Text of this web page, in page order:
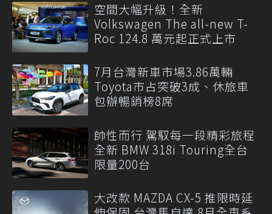
空間大幅升級！全新
Volkswagen The all-new T-
Roc 124.8 萬元起正式上市
7月台灣新車市場3.86萬輛
Toyota市占突破3成、休旅車
包辦暢銷榜8席
帥性而行 駕馭每一段精彩旅程
全新 BMW 318i Touring全台
限量200台
大改款 MAZDA CX-5 推限時延